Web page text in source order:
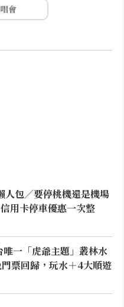
會
包／要停桃機還是機場
用卡停車優惠一次整
唯一「虎爺主題」叢林水
票回歸，玩水＋4大順遊